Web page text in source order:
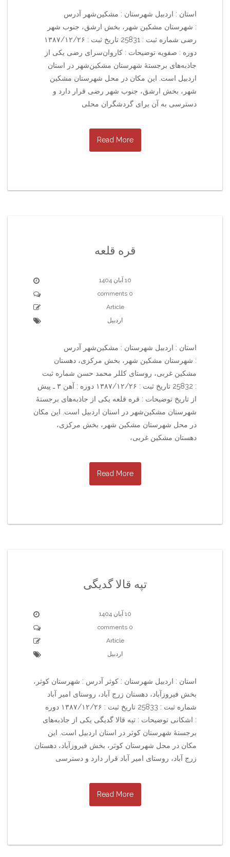
استان : اردبیل شهرستان : مشکین‌شهر آدرس
: شهرستان مشکین شهر، بخش ارشق، جنوب شهر
رضی شماره ثبت : 25831 تاریخ ثبت : ۱۳۸۷/۱۲/۲۶
دوره : صفویه توضیحات : کاروان‌سرای رضی یکی از
جاذبه‌های برجستهٔ شهرستان مشکین‌شهر در استان
اردبیل است. این مکان در محل شهرستان مشکین
شهر، بخش ارشق، جنوب شهر رضی قرار دارد و
دسترسی به آن برای گردشگران محلی
Read More
قره قلعه
10 آبان 1404
0 comments
Article
اردبیل
استان : اردبیل شهرستان : مشکین‌شهر آدرس
: شهرستان مشکین شهر، بخش مرکزی، دهستان
مشکین غربی، روستای کللر محمد حسن شماره ثبت
: 25832 تاریخ ثبت : ۱۳۸۷/۱۲/۲۶ دوره : آهن ۳ ـ پیش
از تاریخ توضیحات : قره قلعه یکی از جاذبه‌های برجستهٔ
شهرستان مشکین‌شهر در استان اردبیل است. این مکان
در محل شهرستان مشکین شهر، بخش مرکزی،
دهستان مشکین غربی،
Read More
تپه قالا گدیگی
10 آبان 1404
0 comments
Article
اردبیل
استان : اردبیل شهرستان : کوثر آدرس : شهرستان کوثر،
بخش فیروزآباد، دهستان زرج آباد، روستای امیر آباد
شماره ثبت : 25833 تاریخ ثبت : ۱۳۸۷/۱۲/۲۶ دوره
: اشکانی توضیحات : تپه قالا گدیگی یکی از جاذبه‌های
برجستهٔ شهرستان کوثر در استان اردبیل است. این
مکان در محل شهرستان کوثر، بخش فیروزآباد، دهستان
زرج آباد، روستای امیر آباد قرار دارد و دسترسی
Read More